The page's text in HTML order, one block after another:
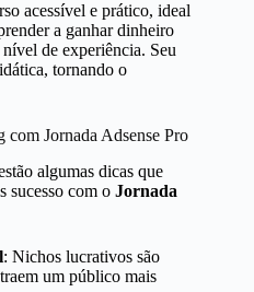
acessível e prático, ideal
a ganhar dinheiro
de experiência. Seu
tornando o
com Jornada Adsense Pro
algumas dicas que
sucesso com o Jornada
: Nichos lucrativos são
um público mais